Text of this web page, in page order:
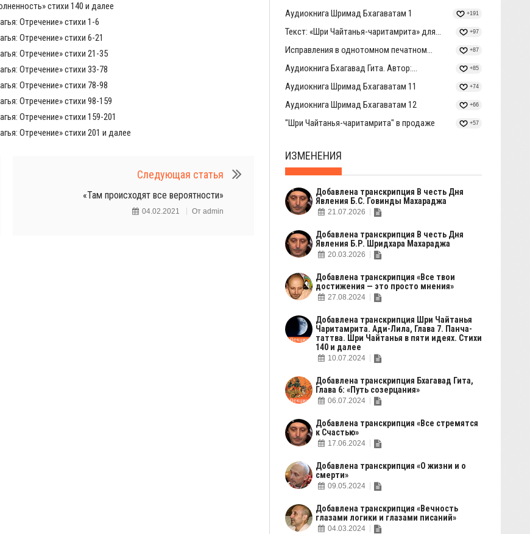
стихи 140 и далее
Отречение» стихи 1-6
Отречение» стихи 6-21
Отречение» стихи 21-35
Отречение» стихи 33-78
Отречение» стихи 78-98
Отречение» стихи 98-159
Отречение» стихи 159-201
Отречение» стихи 201 и далее
Следующая статья
«Там происходят все вероятности»
04.02.2021 От admin
Аудиокнига Шримад Бхагаватам 1 +191
Текст: «Шри Чайтанья-чаритамрита» для... +97
Исправления в однотомном печатном... +87
Аудиокнига Бхагавад Гита. Автор:... +85
Аудиокнига Шримад Бхагаватам 11 +74
Аудиокнига Шримад Бхагаватам 12 +66
"Шри Чайтанья-чаритамрита" в продаже +57
ИЗМЕНЕНИЯ
Добавлена транскрипция В честь Дня
Явления Б.С. Говинды Махараджа
21.07.2026
Добавлена транскрипция В честь Дня
Явления Б.Р. Шридхара Махараджа
20.03.2026
Добавлена транскрипция «Все твои
достижения — это просто мнения»
27.08.2024
Добавлена транскрипция Шри Чайтанья
Чаритамрита. Ади-Лила, Глава 7. Панча-
таттва. Шри Чайтанья в пяти идеях. Стихи
140 и далее
10.07.2024
Добавлена транскрипция Бхагавад Гита,
Глава 6: «Путь созерцания»
06.07.2024
Добавлена транскрипция «Все стремятся
к Счастью»
17.06.2024
Добавлена транскрипция «О жизни и о
смерти»
09.05.2024
Добавлена транскрипция «Вечность
глазами логики и глазами писаний»
04.03.2024